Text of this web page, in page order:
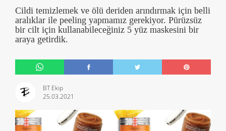
Cildi temizlemek ve ölü deriden arındırmak için belli
aralıklar ile peeling yapmamız gerekiyor. Pürüzsüz
bir cilt için kullanabileceğiniz 5 yüz maskesini bir
araya getirdik.
BT Ekip
25.03.2021